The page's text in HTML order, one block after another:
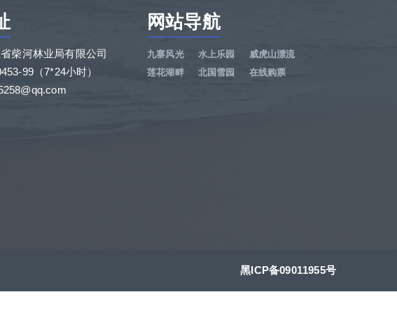
柴河林业局有限公司
99（7*24小时）
网站导航
九寨风光 水上乐园
威虎山漂流
莲花湖畔
北国雪园 在线购票
黑ICP备09011955号